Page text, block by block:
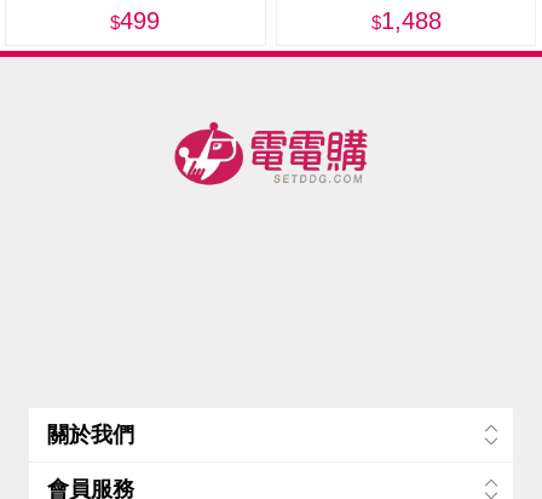
499
20000mAh Wh標示 WA-
1,488
關於我們
會員服務